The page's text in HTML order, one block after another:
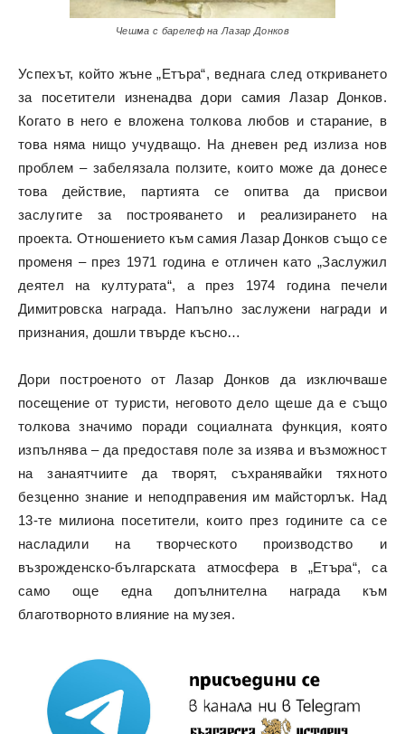
Чешма с барелеф на Лазар Донков
Успехът, който жъне „Етъра“, веднага след откриването
за посетители изненадва дори самия Лазар Донков.
Когато в него е вложена толкова любов и старание, в
това няма нищо учудващо. На дневен ред излиза нов
проблем – забелязала ползите, които може да донесе
това действие, партията се опитва да присвои
заслугите за построяването и реализирането на
проекта. Отношението към самия Лазар Донков също се
променя – през 1971 година е отличен като „Заслужил
деятел на културата“, а през 1974 година печели
Димитровска награда. Напълно заслужени награди и
признания, дошли твърде късно…
Дори построеното от Лазар Донков да изключваше
посещение от туристи, неговото дело щеше да е също
толкова значимо поради социалната функция, която
изпълнява – да предоставя поле за изява и възможност
на занаятчиите да творят, съхранявайки тяхното
безценно знание и неподправения им майсторлък. Над
13-те милиона посетители, които през годините са се
насладили на творческото производство и
възрожденско-българската атмосфера в „Етъра“, са
само още една допълнителна награда към
благотворното влияние на музея.